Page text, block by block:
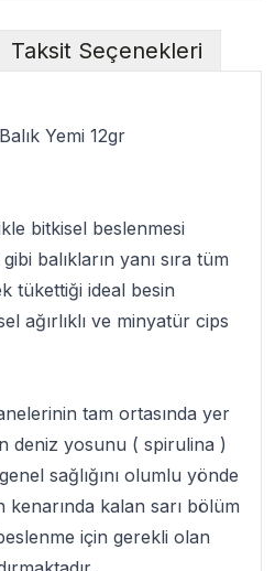
Taksit Seçenekleri
Yemi 12gr
bitkisel beslenmesi
balıkların yanı sıra tüm
tükettiği ideal besin
ağırlıklı ve minyatür cips
tam ortasında yer
deniz yosunu ( spirulina )
sağlığını olumlu yönde
kalan sarı bölüm
için gerekli olan